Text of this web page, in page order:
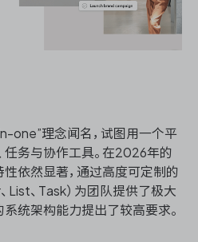
one”理念闻名，试图用一个平
任务与协作工具。在2026年的
依然显著，通过高度可定制的
List、Task）为团队提供了极大
统架构能力提出了较高要求。